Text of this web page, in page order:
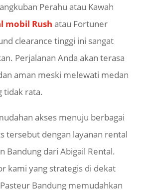
Perahu atau Kawah
mobil Rush atau Fortuner
clearance tinggi ini sangat
Perjalanan Anda akan terasa
aman meski melewati medan
tidak rata.
akses menuju berbagai
tersebut dengan layanan rental
Bandung dari Abigail Rental.
kami yang strategis di dekat
Bandung memudahkan